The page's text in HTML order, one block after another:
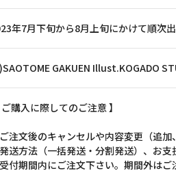
年7月下旬から8月上旬にかけて順次
GAKUEN Illust.KOGADO
ご購入に際してのご注意 】
注文後のキャンセルや内容変更（追加
送方法（一括発送・分割発送）、お支
付期間内にご注文下さい。期間外はご